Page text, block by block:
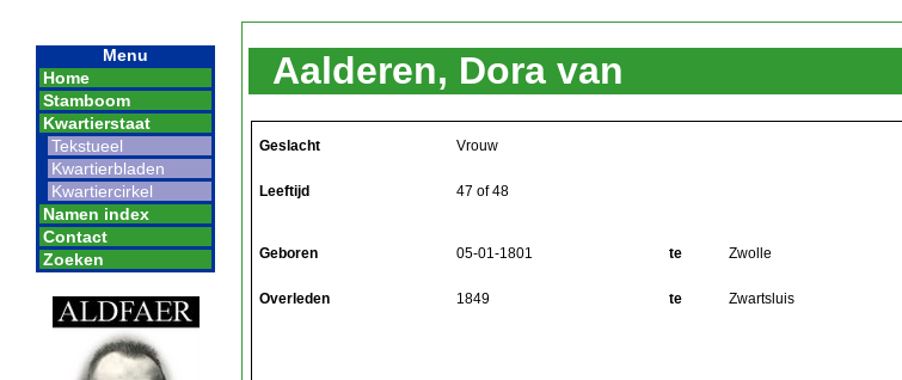
Menu
Home
Stamboom
Kwartierstaat
Tekstueel
Kwartierbladen
Kwartiercirkel
Namen index
Contact
Zoeken
Aalderen, Dora van
Geslacht Vrouw
Leeftijd 47 of 48
Geboren 05-01-1801 te Zwolle
Overleden 1849 te Zwartsluis